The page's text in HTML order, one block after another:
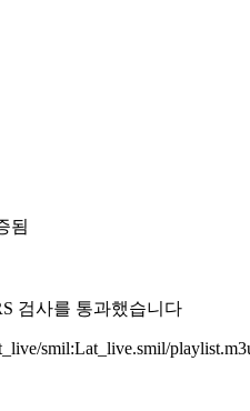
됨
검사를 통과했습니다
smil:Lat_live.smil/